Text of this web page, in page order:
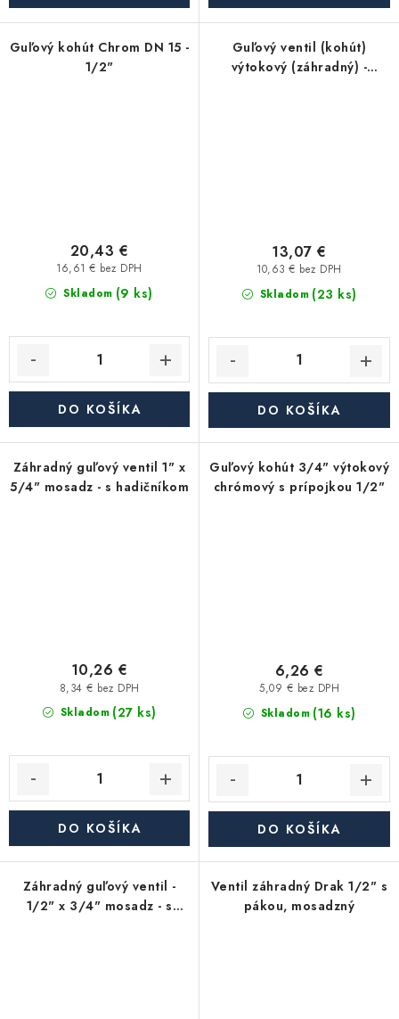
Guľový kohút Chrom DN 15 -
1/2"
Skladom (9 ks)
16,61 € bez DPH
20,43 €
DO KOŠÍKA
Guľový ventil (kohút)
výtokový (záhradný) -
Skladom (23 ks)
10,63 € bez DPH
13,07 €
DO KOŠÍKA
Záhradný guľový ventil 1" x
5/4" mosadz - s hadičníkom
Skladom (27 ks)
8,34 € bez DPH
10,26 €
DO KOŠÍKA
Guľový kohút 3/4" výtokový
chrómový s prípojkou 1/2"
Skladom (16 ks)
5,09 € bez DPH
6,26 €
DO KOŠÍKA
Záhradný guľový ventil -
1/2" x 3/4" mosadz - s
Ventil záhradný Drak 1/2" s
pákou, mosadzný